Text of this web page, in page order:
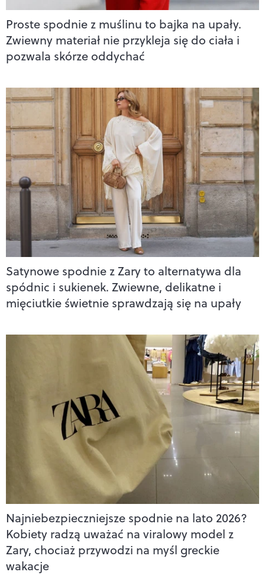
Proste spodnie z muślinu to bajka na upały.
Zwiewny materiał nie przykleja się do ciała i
pozwala skórze oddychać
Satynowe spodnie z Zary to alternatywa dla
spódnic i sukienek. Zwiewne, delikatne i
mięciutkie świetnie sprawdzają się na upały
Najniebezpieczniejsze spodnie na lato 2026?
Kobiety radzą uważać na viralowy model z
Zary, chociaż przywodzi na myśl greckie
wakacje